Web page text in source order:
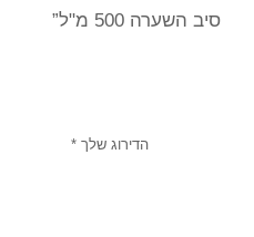
סיב השערה 500 מ"ל”
הדירוג שלך *